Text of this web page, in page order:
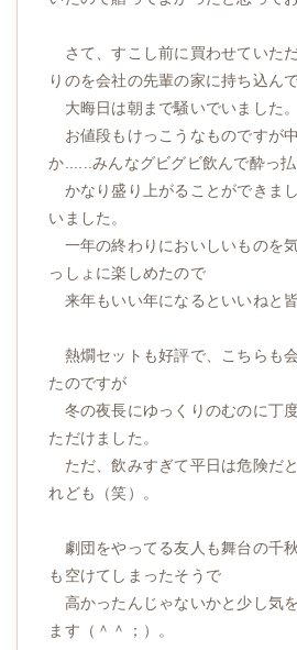
さて、すこし前に買わせていた
りのを会社の先輩の家に持ち込ん
大晦日は朝まで騒いでいました。
お値段もけっこうなものですが
か......みんなグビグビ飲んで酔っ
かなり盛り上がることができま
いました。
一年の終わりにおいしいものを
っしょに楽しめたので
来年もいい年になるといいねと
熱燗セットも好評で、こちらも
たのですが
冬の夜長にゆっくりのむのに丁
ただけました。
ただ、飲みすぎて平日は危険だ
れども（笑）。
劇団をやってる友人も舞台の千
も空けてしまったそうで
高かったんじゃないかと少し気
ます（＾＾；）。